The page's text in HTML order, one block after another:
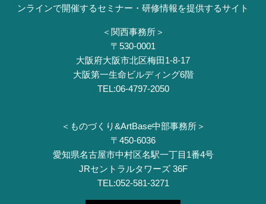
ンラインで開催するセミナー・研修情報を提供するサイト
＜関西事務所＞
〒530-0001
⼤阪府⼤阪市北区梅⽥1-8-17
⼤阪第⼀⽣命ビルディング6階
TEL:06-4797-2050
＜ものづくり&ArtBase中部事務所＞
〒450-6036
愛知県名古屋市中村区名駅一丁目1番4号
JRセントラルタワーズ 36F
TEL:052-581-3271